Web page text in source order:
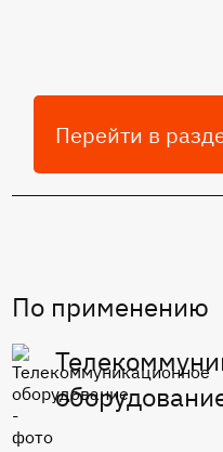
Перейти в
По применению